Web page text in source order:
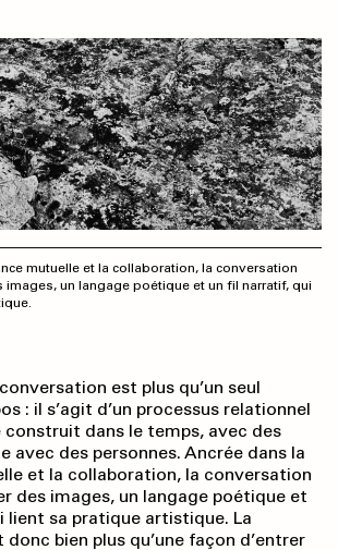
mutuelle et la collaboration, la conversation
images, un langage poétique et un fil narratif, qui
est plus qu’un seul
: il s’agit d’un processus relationnel
construit dans le temps, avec des
avec des personnes. Ancrée dans la
et la collaboration, la conversation
des images, un langage poétique et
lient sa pratique artistique. La
bien plus qu’une façon d’entrer